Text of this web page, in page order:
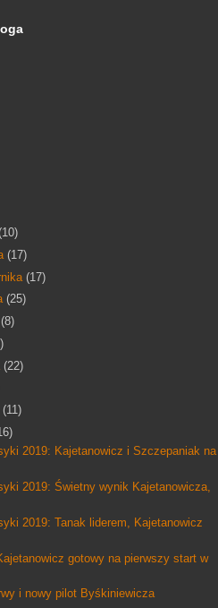
(17)
(17)
(25)
(8)
(22)
(11)
2019: Kajetanowicz i Szczepaniak na
2019: Świetny wynik Kajetanowicza,
2019: Tanak liderem, Kajetanowicz
gotowy na pierwszy start w
i nowy pilot Byśkiniewicza